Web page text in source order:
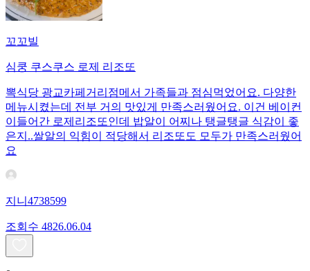
꼬꼬빌
심쿵 쿠스쿠스 로제 리조또
뽁식당 광교카페거리점메서 가족들과 점심먹었어요. 다양한
메뉴시켰는데 전부 거의 맛있게 만족스러웠어요. 이건 베이컨
이들어간 로제리조또인데 밥알이 어찌나 탱글탱글 식감이 좋
은지..쌀알의 익힘이 적당해서 리조또도 모두가 만족스러웠어
요
지니4738599
조회수 4826.06.04